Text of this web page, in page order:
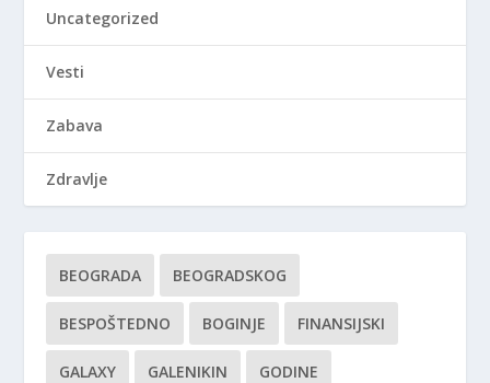
Uncategorized
Vesti
Zabava
Zdravlje
BEOGRADA BEOGRADSKOG
BESPOŠTEDNO BOGINJE FINANSIJSKI
GALAXY GALENIKIN GODINE